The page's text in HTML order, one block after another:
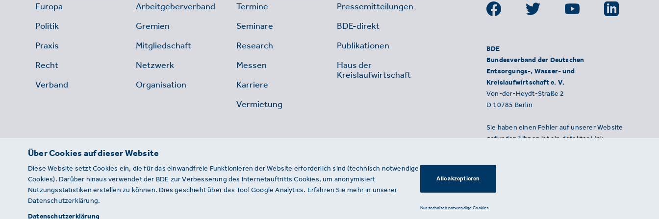
Europa
Politik
Praxis
Recht
Verband
Arbeitgeberverband
Gremien
Mitgliedschaft
Netzwerk
Organisation
Termine
Seminare
Research
Messen
Karriere
Vermietung
Pressemitteilungen
BDE-direkt
Publikationen
Haus der
Kreislaufwirtschaft
BDE
Bundesverband der Deutschen
Entsorgungs-, Wasser- und
Kreislaufwirtschaft e. V.
Von-der-Heydt-Straße 2
D 10785 Berlin
Sie haben einen Fehler auf unserer Website
gefunden? Ihnen ist ein defekter Link
© 2026 · BDE
Über Cookies auf dieser Website
Diese Website setzt Cookies ein, die für das einwandfreie Funktionieren der Website erforderlich sind (technisch notwendige
Cookies). Darüber hinaus verwendet der BDE zur Verbesserung des Internetauftritts Cookies, um anonymisiert
Nutzungsstatistiken erstellen zu können. Dies geschieht über das Tool Google Analytics. Erfahren Sie mehr in unserer
Datenschutzerklärung.
Datenschutzerklärung
Alle akzeptieren
Nur technisch notwendige Cookies